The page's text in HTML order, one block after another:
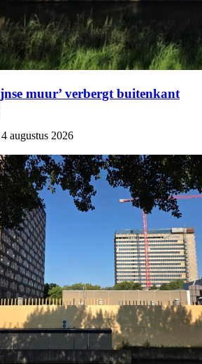
muur’ verbergt buitenkant
4 augustus 2026